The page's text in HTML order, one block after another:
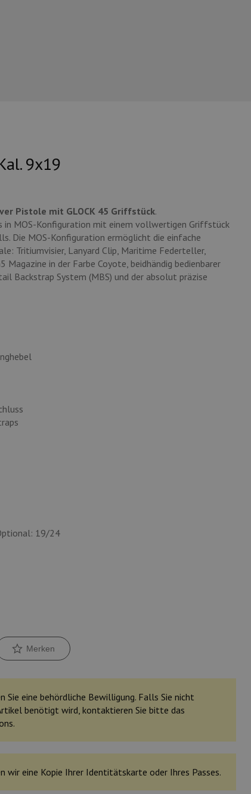
9x19
Pistole mit GLOCK 45 Griffstück.
in MOS-Konfiguration mit einem vollwertigen Griffstück
Die MOS-Konfiguration ermöglicht die einfache
Tritiumvisier, Lanyard Clip, Maritime Federteller,
in der Farbe Coyote, beidhändig bedienbarer
Backstrap System (MBS) und der absolut präzise
19/24
Merken
Sie eine behördliche Bewilligung. Falls Sie nicht
benötigt wird, kontaktieren Sie bitte das
wir eine Kopie Ihrer Identitätskarte oder Ihres Passes.